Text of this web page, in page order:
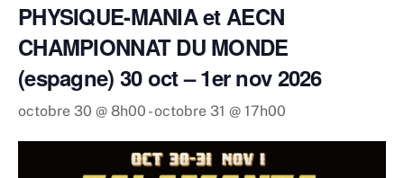
PHYSIQUE-MANIA et AECN
CHAMPIONNAT DU MONDE
(espagne) 30 oct – 1er nov 2026
octobre 30 @ 8h00 -octobre 31 @ 17h00